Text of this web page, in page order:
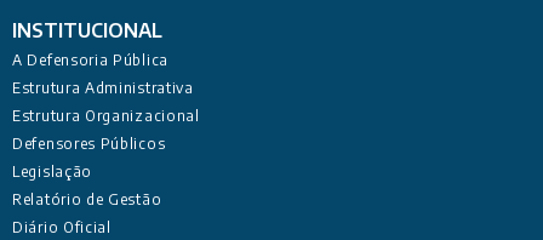
INSTITUCIONAL
A Defensoria Pública
Estrutura Administrativa
Estrutura Organizacional
Defensores Públicos
Legislação
Relatório de Gestão
Diário Oficial